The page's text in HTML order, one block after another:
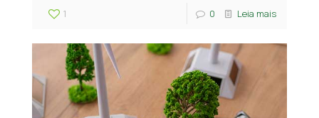
1 0 Leia mais